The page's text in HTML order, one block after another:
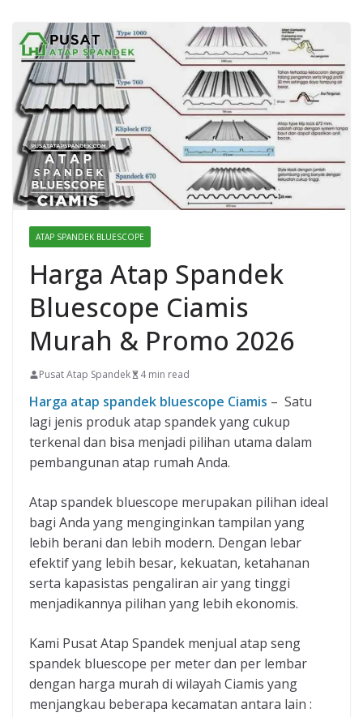
ATAP SPANDEK BLUESCOPE
Harga Atap Spandek
Bluescope Ciamis
Murah & Promo 2026
Pusat Atap Spandek 4 min read
Harga atap spandek bluescope Ciamis – Satu
lagi jenis produk atap spandek yang cukup
terkenal dan bisa menjadi pilihan utama dalam
pembangunan atap rumah Anda.
Atap spandek bluescope merupakan pilihan ideal
bagi Anda yang menginginkan tampilan yang
lebih berani dan lebih modern. Dengan lebar
efektif yang lebih besar, kekuatan, ketahanan
serta kapasistas pengaliran air yang tinggi
menjadikannya pilihan yang lebih ekonomis.
Kami Pusat Atap Spandek menjual atap seng
spandek bluescope per meter dan per lembar
dengan harga murah di wilayah Ciamis yang
menjangkau beberapa kecamatan antara lain :